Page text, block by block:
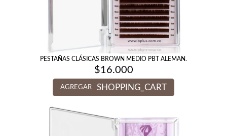
PESTAÑAS CLÁSICAS BROWN MEDIO PBT ALEMAN.
$16.000
AGREGAR SHOPPING_CART